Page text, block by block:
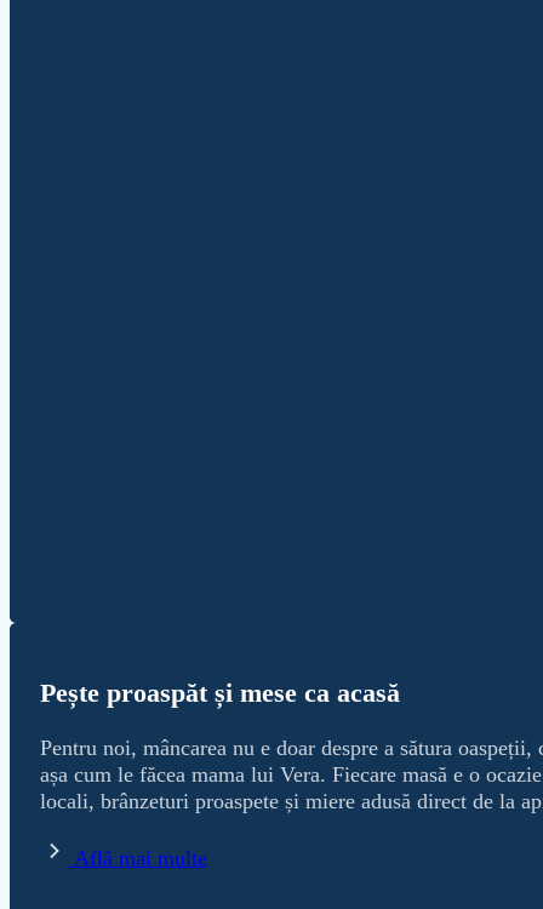
Pește proaspăt și mese ca acasă
Pentru noi, mâncarea nu e doar despre a sătura
așa cum le făcea mama lui Vera. Fiecare masă e o
locali, brânzeturi proaspete și miere adusă direct de la
Află mai multe